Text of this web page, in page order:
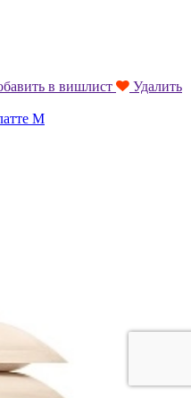
в вишлист
Удалить
M